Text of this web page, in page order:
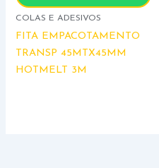
COLAS E ADESIVOS
FITA EMPACOTAMENTO
TRANSP 45MTX45MM
HOTMELT 3M